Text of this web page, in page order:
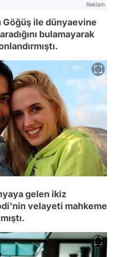
Reklam
Göğüş ile dünyaevine
bulamayarak
gelen ikiz
velayeti mahkeme